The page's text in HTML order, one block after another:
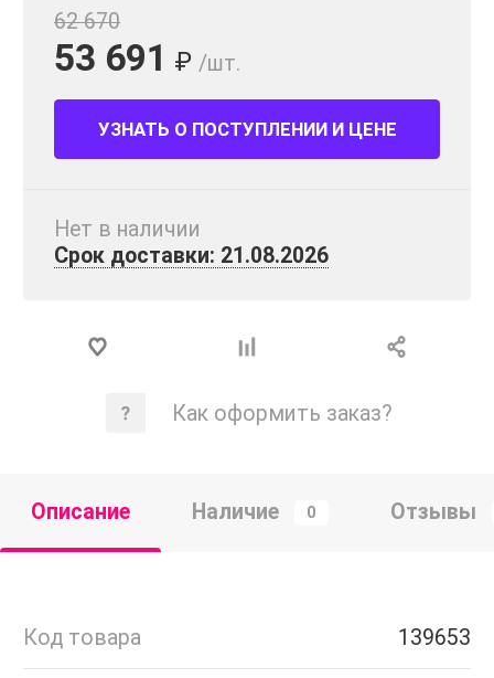
62 670
53 691 ₽ /шт.
УЗНАТЬ О ПОСТУПЛЕНИИ И ЦЕНЕ
Нет в наличии
Срок доставки: 21.08.2026
Как оформить заказ?
Описание Наличие 0 Отзывы
Код товара 139653